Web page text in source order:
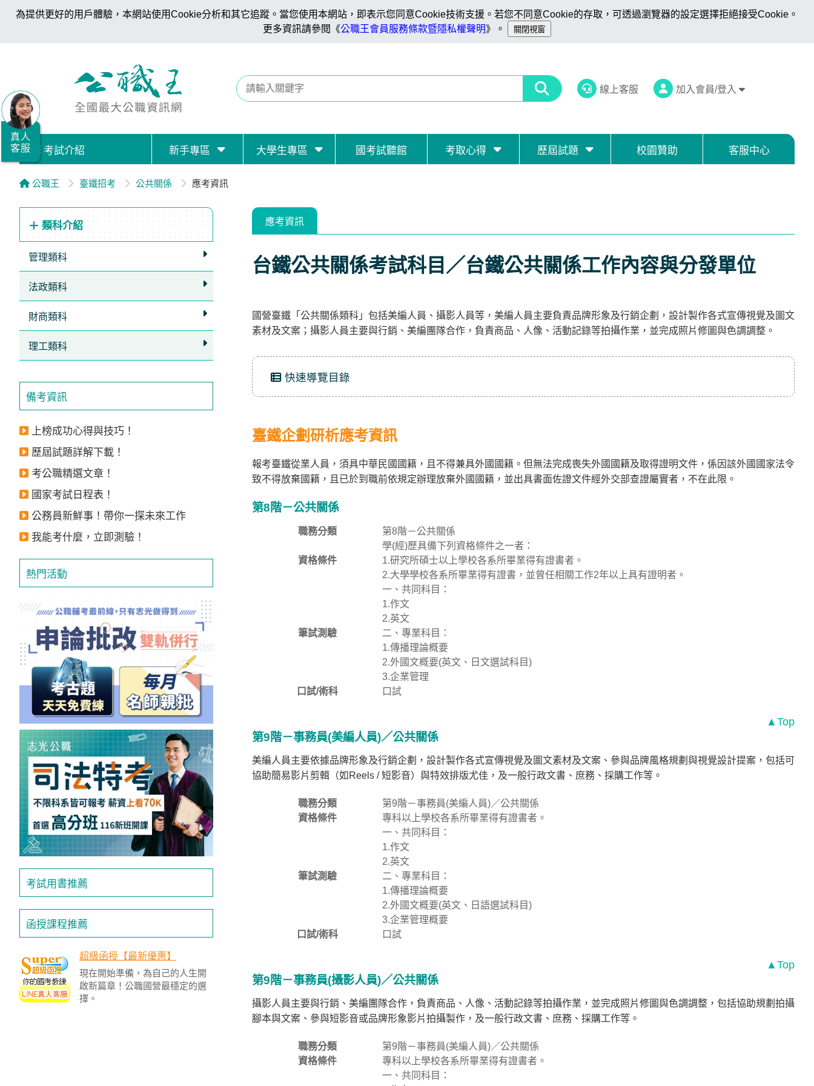
為提供更好的用戶體驗，本網站使用Cookie分析和其它追蹤。當您使用本網站，即表示您同意Cookie技術支援。若您不同意Cookie的存取，可透過瀏覽器的設定選擇拒絕接受Cookie。
更多資訊請參閱《公職王會員服務條款暨隱私權聲明》。
線上客服 加入會員/登入
考試介紹 新手專區 大學生專區 國考試聽館 考取心得 歷屆試題 校園贊助 客服中心
公職王 臺鐵招考 公共關係 應考資訊
類科介紹
管理類科
法政類科
財商類科
理工類科
備考資訊
上榜成功心得與技巧！
歷屆試題詳解下載！
考公職精選文章！
國家考試日程表！
公務員新鮮事！帶你一探未來工作
我能考什麼，立即測驗！
熱門活動
考試用書推薦
函授課程推薦
超級函授【最新優惠】
現在開始準備，為自己的人生開
啟新篇章！公職國營最穩定的選
擇。
應考資訊
台鐵公共關係考試科目／台鐵公共關係工作內容與分發單位
國營臺鐵「公共關係類科」包括美編人員、攝影人員等，美編人員主要負責品牌形象及行銷企劃，設計製作各式宣傳視覺及圖文
素材及文案；攝影人員主要與行銷、美編團隊合作，負責商品、人像、活動記錄等拍攝作業，並完成照片修圖與色調調整。
快速導覽目錄
臺鐵企劃研析應考資訊
報考臺鐵從業人員，須具中華民國國籍，且不得兼具外國國籍。但無法完成喪失外國國籍及取得證明文件，係因該外國國家法令
致不得放棄國籍，且已於到職前依規定辦理放棄外國國籍，並出具書面佐證文件經外交部查證屬實者，不在此限。
第8階－公共關係
職務分類 第8階－公共關係
資格條件
學(經)歷具備下列資格條件之一者：
1.研究所碩士以上學校各系所畢業得有證書者。
2.大學學校各系所畢業得有證書，並曾任相關工作2年以上具有證明者。
筆試測驗
一、共同科目：
1.作文
2.英文
二、專業科目：
1.傳播理論概要
2.外國文概要(英文、日文選試科目)
3.企業管理
口試/術科
口試
▲Top
第9階－事務員(美編人員)／公共關係
美編人員主要依據品牌形象及行銷企劃，設計製作各式宣傳視覺及圖文素材及文案、參與品牌風格規劃與視覺設計提案，包括可
協助簡易影片剪輯（如Reels / 短影音）與特效排版尤佳，及一般行政文書、庶務、採購工作等。
職務分類
第9階－事務員(美編人員)／公共關係
資格條件
專科以上學校各系所畢業得有證書者。
筆試測驗
一、共同科目：
1.作文
2.英文
二、專業科目：
1.傳播理論概要
2.外國文概要(英文、日語選試科目)
3.企業管理概要
口試/術科
口試
▲Top
第9階－事務員(攝影人員)／公共關係
攝影人員主要與行銷、美編團隊合作，負責商品、人像、活動記錄等拍攝作業，並完成照片修圖與色調調整，包括協助規劃拍攝
腳本與文案、參與短影音或品牌形象影片拍攝製作，及一般行政文書、庶務、採購工作等。
職務分類
第9階－事務員(美編人員)／公共關係
資格條件
專科以上學校各系所畢業得有證書者。
一、共同科目：
真人
客服
職/
就
業/
證
務
據
點
即
LINE
帳
號
享
人
服
務，
再
500
元
扣！